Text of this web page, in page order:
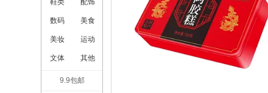
鞋类 配饰
数码 美食
美妆 运动
文体 其他
9.9包邮